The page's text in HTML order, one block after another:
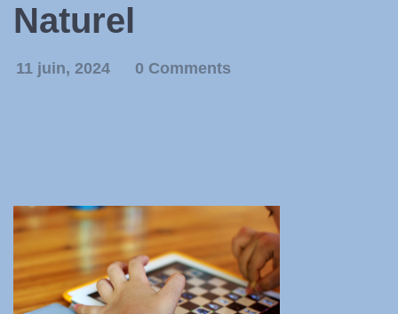
Naturel
11 juin, 2024 0 Comments